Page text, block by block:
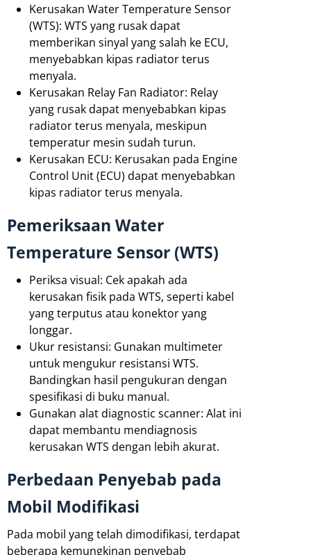
Kerusakan Water Temperature Sensor
(WTS): WTS yang rusak dapat
memberikan sinyal yang salah ke ECU,
menyebabkan kipas radiator terus
menyala.
Kerusakan Relay Fan Radiator: Relay
yang rusak dapat menyebabkan kipas
radiator terus menyala, meskipun
temperatur mesin sudah turun.
Kerusakan ECU: Kerusakan pada Engine
Control Unit (ECU) dapat menyebabkan
kipas radiator terus menyala.
Pemeriksaan Water
Temperature Sensor (WTS)
Periksa visual: Cek apakah ada
kerusakan fisik pada WTS, seperti kabel
yang terputus atau konektor yang
longgar.
Ukur resistansi: Gunakan multimeter
untuk mengukur resistansi WTS.
Bandingkan hasil pengukuran dengan
spesifikasi di buku manual.
Gunakan alat diagnostic scanner: Alat ini
dapat membantu mendiagnosis
kerusakan WTS dengan lebih akurat.
Perbedaan Penyebab pada
Mobil Modifikasi
Pada mobil yang telah dimodifikasi, terdapat
beberapa kemungkinan penyebab